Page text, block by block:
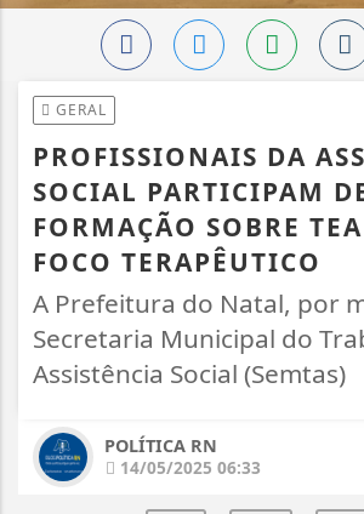
GERAL
PROFISSIONAIS DA
SOCIAL PARTICIPAM
FORMAÇÃO SOBRE
FOCO TERAPÊUTICO
A Prefeitura do Natal, por
Secretaria Municipal do
Assistência Social (Semtas)
POLÍTICA RN
14/05/2025 06:33